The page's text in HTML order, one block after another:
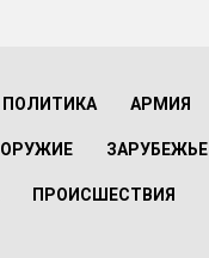
ПОЛИТИКА АРМИЯ
ОРУЖИЕ ЗАРУБЕЖЬЕ
ПРОИСШЕСТВИЯ